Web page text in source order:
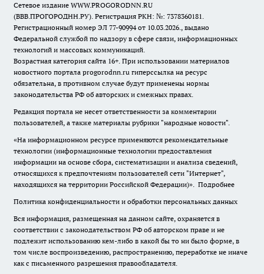
Сетевое издание WWW.PROGORODNN.RU
(ВВВ.ПРОГОРОДНН.РУ). Регистрация РКН: №: 7378360181.
Регистрационный номер ЭЛ 77-90994 от 10.03.2026., выдано
Федеральной службой по надзору в сфере связи, информационных
технологий и массовых коммуникаций.
Возрастная категория сайта 16+. При использовании материалов
новостного портала progorodnn.ru гиперссылка на ресурс
обязательна, в противном случае будут применены нормы
законодательства РФ об авторских и смежных правах.
Редакция портала не несет ответственности за комментарии
пользователей, а также материалы рубрики "народные новости".
«На информационном ресурсе применяются рекомендательные
технологии (информационные технологии предоставления
информации на основе сбора, систематизации и анализа сведений,
относящихся к предпочтениям пользователей сети "Интернет",
находящихся на территории Российской Федерации)». Подробнее
Политика конфиденциальности и обработки персональных данных
Вся информация, размещенная на данном сайте, охраняется в
соответствии с законодательством РФ об авторском праве и не
подлежит использованию кем-либо в какой бы то ни было форме, в
том числе воспроизведению, распространению, переработке не иначе
как с письменного разрешения правообладателя.